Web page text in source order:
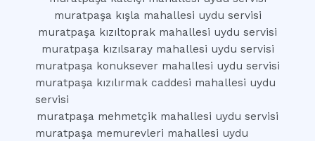
muratpaşa kışla mahallesi uydu servisi
muratpaşa kızıltoprak mahallesi uydu servisi
muratpaşa kızılsaray mahallesi uydu servisi
muratpaşa konuksever mahallesi uydu servisi
muratpaşa kızılırmak caddesi mahallesi uydu
servisi
muratpaşa mehmetçik mahallesi uydu servisi
muratpaşa memurevleri mahallesi uydu